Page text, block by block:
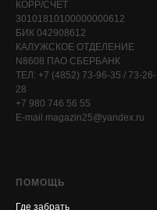
КОРР/СЧЕТ
30101810100000000612
БИК 042908612
КАЛУЖСКОЕ ОТДЕЛЕНИЕ
N8608 ПАО СБЕРБАНК
ТЕЛ: +7 (4852) 73-96-35 / 73-26-
28
+7 980 746 56 55
E-mail magazin25@yandex.ru
ПОМОЩЬ
Где забрать